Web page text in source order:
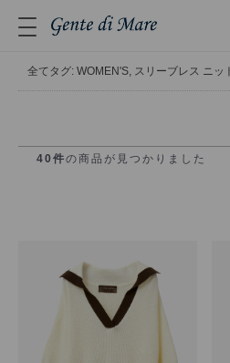
全て タグ: WOMEN'S, スリーブレス ニッ
40件の商品が見つかりました